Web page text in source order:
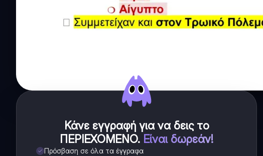
Κάνε εγγραφή για να δεις το
ΠΕΡΙΕΧΟΜΕΝΟ. Είναι δωρεάν!
Πρόσβαση σε όλα τα έγγραφα